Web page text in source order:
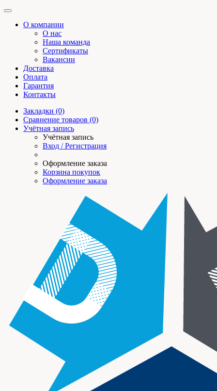
О компании
О нас
Наша команда
Сертификаты
Вакансии
Доставка
Оплата
Гарантия
Контакты
Закладки (0)
Сравнение товаров (0)
Учётная запись
Учётная запись
Вход / Регистрация
Оформление заказа
Корзина покупок
Оформление заказа